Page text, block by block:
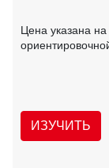
Цена указана
ИЗУЧИТЬ